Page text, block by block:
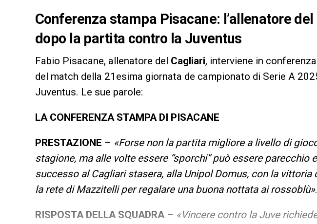
Conferenza stampa Pisacane: l’allenatore
dopo la partita contro la Juventus
Fabio Pisacane, allenatore del Cagliari, interviene in
del match della 21esima giornata de campionato di Serie A
Juventus. Le sue parole:
LA CONFERENZA STAMPA DI PISACANE
PRESTAZIONE – «Forse non la partita migliore a livello di
stagione, ma alle volte essere “sporchi” può essere parecchio
successo al Cagliari stasera, alla Unipol Domus, con la vittoria
la rete di Mazzitelli per regalare una buona nottata ai rossoblù».
RISPOSTA DELLA SQUADRA– «Vincere contro la Juve